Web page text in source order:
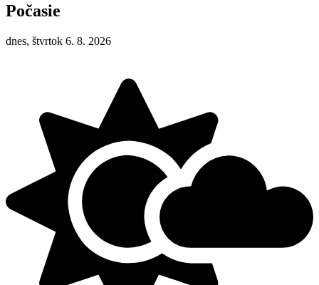
Počasie
dnes, štvrtok 6. 8. 2026